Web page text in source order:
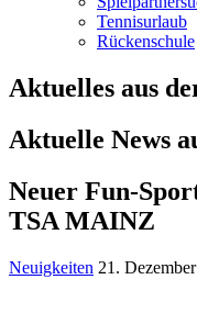
Tennisurlaub
Rückenschule
Aktuelles aus
Aktuelle News
Neuer Fun-
TSA MAINZ
Neuigkeiten 21.